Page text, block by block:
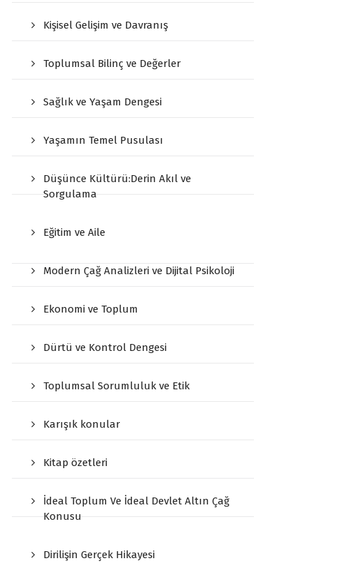
Kişisel Gelişim ve Davranış
Toplumsal Bilinç ve Değerler
Sağlık ve Yaşam Dengesi
Yaşamın Temel Pusulası
Düşünce Kültürü:Derin Akıl ve
Sorgulama
Eğitim ve Aile
Modern Çağ Analizleri ve Dijital Psikoloji
Ekonomi ve Toplum
Dürtü ve Kontrol Dengesi
Toplumsal Sorumluluk ve Etik
Karışık konular
Kitap özetleri
İdeal Toplum Ve İdeal Devlet Altın Çağ
Konusu
Dirilişin Gerçek Hikayesi